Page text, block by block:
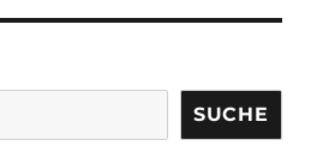
SUCHE